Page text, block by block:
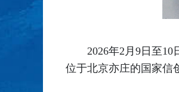
2026年2月9日至
位于北京亦庄的国家信